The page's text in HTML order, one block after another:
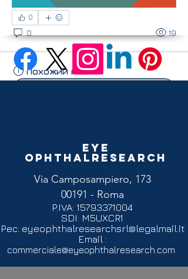
0
0
19
Похожий пост
Eye
Ophthalresearch
Via Camposampiero, 173
00191 - Roma
P.IVA: 15793371004
SDI: M5UXCR1
Pec: eyeophthalresearchsrl@legalmail.it
Email :
commerciale@eyeophthalresearch.com